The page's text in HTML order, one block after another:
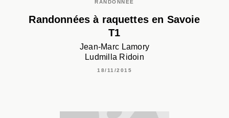
RANDONNÉE
Randonnées à raquettes en Savoie
T1
Jean-Marc Lamory
Ludmilla Ridoin
18/11/2015